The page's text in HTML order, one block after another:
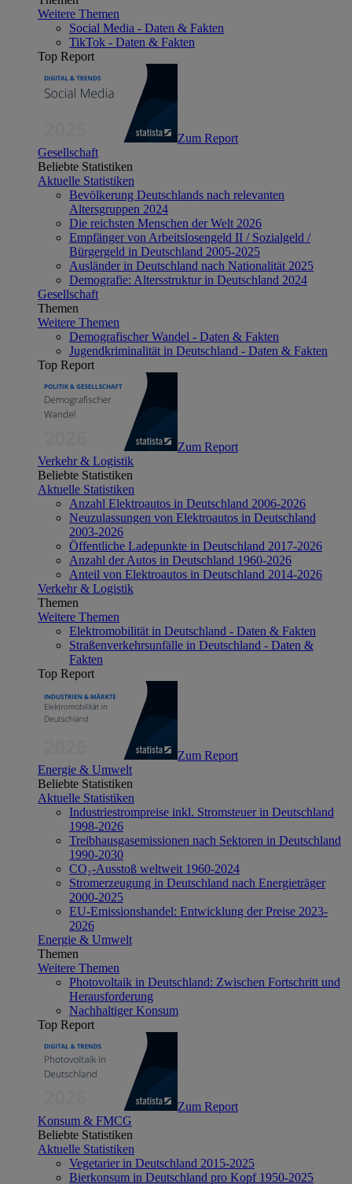
Weitere Themen
Social Media - Daten & Fakten
TikTok - Daten & Fakten
Top Report
Zum Report
Gesellschaft
Beliebte Statistiken
Aktuelle Statistiken
Bevölkerung Deutschlands nach relevanten
Altersgruppen 2024
Die reichsten Menschen der Welt 2026
Empfänger von Arbeitslosengeld II / Sozialgeld /
Bürgergeld in Deutschland 2005-2025
Ausländer in Deutschland nach Nationalität 2025
Demografie: Altersstruktur in Deutschland 2024
Gesellschaft
Themen
Weitere Themen
Demografischer Wandel - Daten & Fakten
Jugendkriminalität in Deutschland - Daten & Fakten
Top Report
Zum Report
Verkehr & Logistik
Beliebte Statistiken
Aktuelle Statistiken
Anzahl Elektroautos in Deutschland 2006-2026
Neuzulassungen von Elektroautos in Deutschland
2003-2026
Öffentliche Ladepunkte in Deutschland 2017-2026
Anzahl der Autos in Deutschland 1960-2026
Anteil von Elektroautos in Deutschland 2014-2026
Verkehr & Logistik
Themen
Weitere Themen
Elektromobilität in Deutschland - Daten & Fakten
Straßenverkehrsunfälle in Deutschland - Daten &
Fakten
Top Report
Zum Report
Energie & Umwelt
Beliebte Statistiken
Aktuelle Statistiken
Industriestrompreise inkl. Stromsteuer in Deutschland
1998-2026
Treibhausgasemissionen nach Sektoren in Deutschland
1990-2030
CO₂-Ausstoß weltweit 1960-2024
Stromerzeugung in Deutschland nach Energieträger
2000-2025
EU-Emissionshandel: Entwicklung der Preise 2023-
2026
Energie & Umwelt
Themen
Weitere Themen
Photovoltaik in Deutschland: Zwischen Fortschritt und
Herausforderung
Nachhaltiger Konsum
Top Report
Zum Report
Konsum & FMCG
Beliebte Statistiken
Aktuelle Statistiken
Vegetarier in Deutschland 2015-2025
Bierkonsum in Deutschland pro Kopf 1950-2025